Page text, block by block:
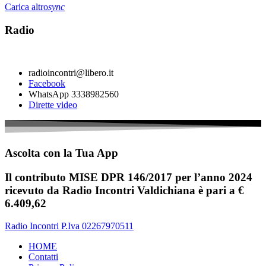
Carica altrosync
Radio
radioincontri@libero.it
Facebook
WhatsApp 3338982560
Dirette video
Ascolta con la Tua App
Il contributo MISE DPR 146/2017 per l’anno 2024
ricevuto da Radio Incontri Valdichiana è pari a €
6.409,62
Radio Incontri P.Iva 02267970511
HOME
Contatti